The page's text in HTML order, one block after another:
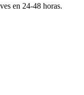
en 24-48 horas.